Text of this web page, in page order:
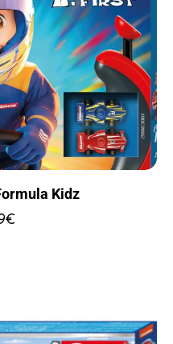
Kidz
€